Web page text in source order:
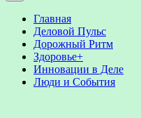
Главная
Деловой Пульс
Дорожный Ритм
Здоровье+
Инновации в Деле
Люди и События